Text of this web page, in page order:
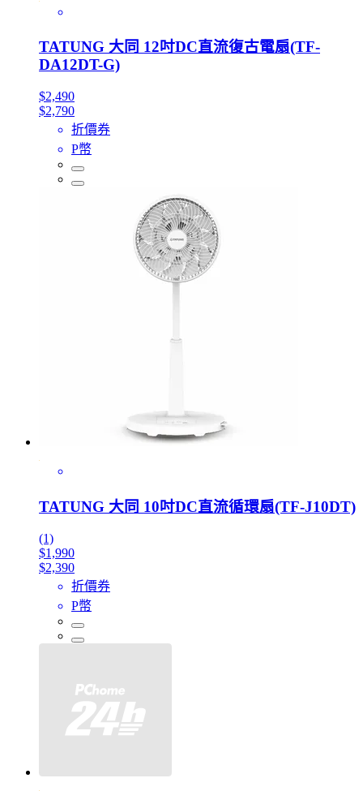
TATUNG 大同 12吋DC直流復古電扇(TF-
DA12DT-G)
$2,490
$2,790
折價券
P幣
TATUNG 大同 10吋DC直流循環扇(TF-J10DT)
(1)
$1,990
$2,390
折價券
P幣